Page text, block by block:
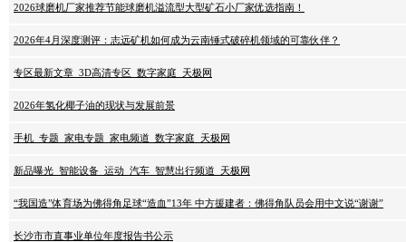
2026球磨机厂家推荐节能球磨机溢流型大型矿石小厂家优选指南！
2026年4月深度测评：志远矿机如何成为云南锤式破碎机领域的可靠伙伴？
专区最新文章_3D高清专区_数字家庭_天极网
2026年氢化椰子油的现状与发展前景
手机_专题_家电专题_家电频道_数字家庭_天极网
新品曝光_智能设备_运动_汽车_智慧出行频道_天极网
“我国造”体育场为佛得角足球“造血”13年 中方援建者：佛得角队员会用中文说“谢谢”
长沙市市直事业单位年度报告书公示